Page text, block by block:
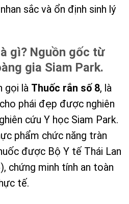
sắc và ổn định sinh lý
gì? Nguồn gốc từ
gia Siam Park.
gọi là Thuốc rắn số 8, là
phái đẹp được nghiên
cứu Y học Siam Park.
phẩm chức năng tràn
được Bộ Y tế Thái Lan
chứng minh tính an toàn
tế.